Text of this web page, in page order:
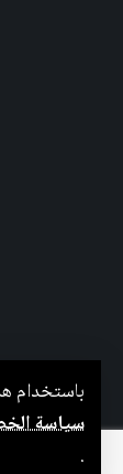
باستخدام
سياسة
.